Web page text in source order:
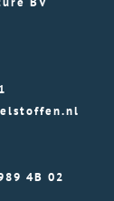
4B 02